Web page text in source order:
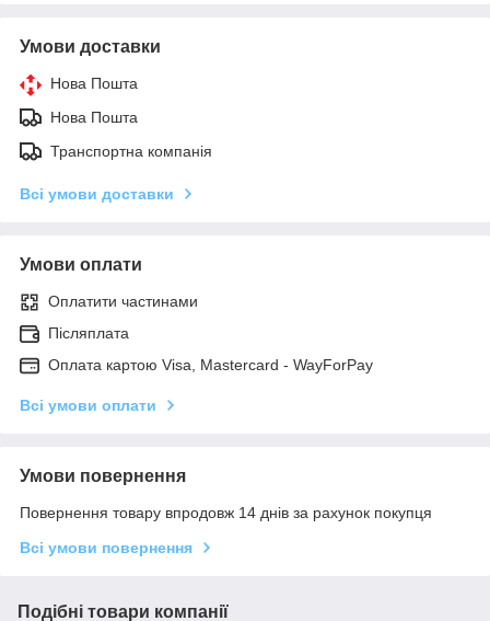
Умови доставки
Нова Пошта
Нова Пошта
Транспортна компанія
Всі умови доставки
Умови оплати
Оплатити частинами
Післяплата
Оплата картою Visa, Mastercard - WayForPay
Всі умови оплати
Умови повернення
Повернення товару впродовж 14 днів за рахунок покупця
Всі умови повернення
Подібні товари компанії